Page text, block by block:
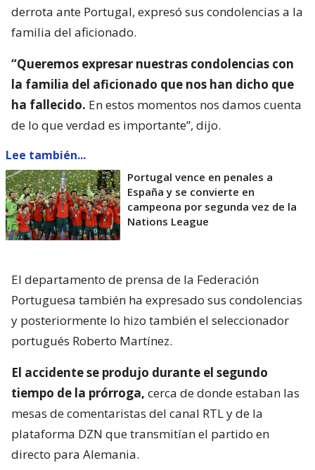
derrota ante Portugal, expresó sus condolencias a la
familia del aficionado.
“Queremos expresar nuestras condolencias con
la familia del aficionado que nos han dicho que
ha fallecido. En estos momentos nos damos cuenta
de lo que verdad es importante”, dijo.
Lee también...
Portugal vence en penales a
España y se convierte en
campeona por segunda vez de la
Nations League
El departamento de prensa de la Federación
Portuguesa también ha expresado sus condolencias
y posteriormente lo hizo también el seleccionador
portugués Roberto Martínez.
El accidente se produjo durante el segundo
tiempo de la prórroga, cerca de donde estaban las
mesas de comentaristas del canal RTL y de la
plataforma DZN que transmitían el partido en
directo para Alemania.